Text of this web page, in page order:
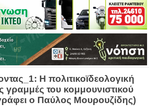
Η πολιτικοϊδεολογική
γραμμές του κομμουνιστικού
ο Παύλος Μουρουζίδης)